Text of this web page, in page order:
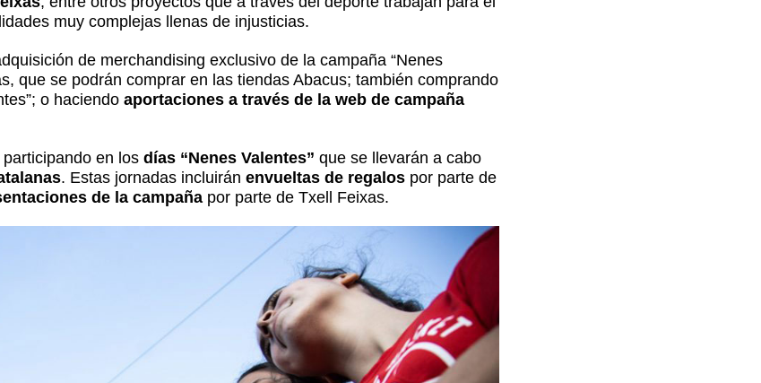
muy complejas llenas de injusticias.
de merchandising exclusivo de la campaña “Nenes
que se podrán comprar en las tiendas Abacus; también comprando
o haciendo aportaciones a través de la web de campaña
en los días “Nenes Valentes” que se llevarán a cabo
. Estas jornadas incluirán envueltas de regalos por parte de
de la campaña por parte de Txell Feixas.